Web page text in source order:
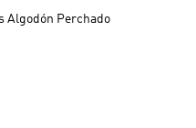
Algodón Perchado